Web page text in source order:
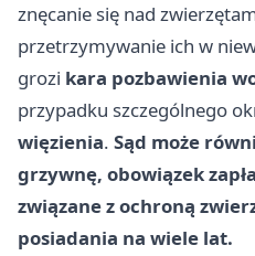
znęcanie się nad
przetrzymywanie ich w
grozi kara pozbawienia
przypadku szczególnego
więzienia. Sąd może
grzywnę, obowiązek
związane z ochroną
posiadania na wiele lat.